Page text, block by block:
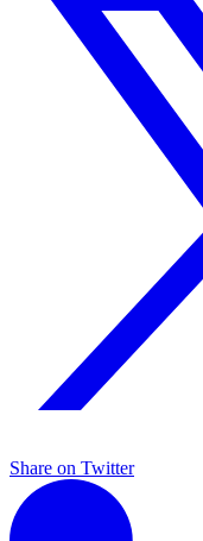
Share on Twitter